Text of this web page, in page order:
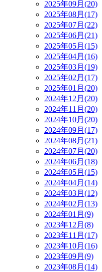
2025年09月(20)
2025年08月(17)
2025年07月(22)
2025年06月(21)
2025年05月(15)
2025年04月(16)
2025年03月(19)
2025年02月(17)
2025年01月(20)
2024年12月(20)
2024年11月(20)
2024年10月(20)
2024年09月(17)
2024年08月(21)
2024年07月(20)
2024年06月(18)
2024年05月(15)
2024年04月(14)
2024年03月(12)
2024年02月(13)
2024年01月(9)
2023年12月(8)
2023年11月(17)
2023年10月(16)
2023年09月(9)
2023年08月(14)